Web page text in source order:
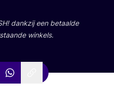
! dank­zij een betaal­de
winkels.